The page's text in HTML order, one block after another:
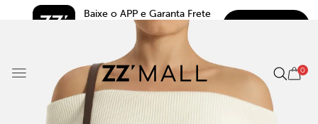
Baixe o APP e Garanta Frete
5.0
0